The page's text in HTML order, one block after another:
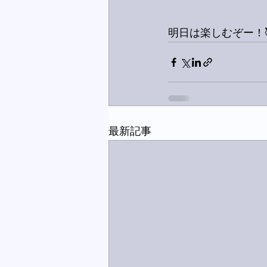
明日は楽しむぞー！
最新記事